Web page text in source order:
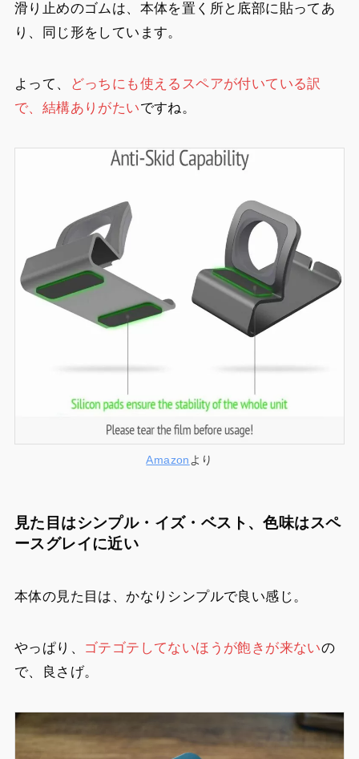
滑り止めのゴムは、本体を置く所と底部に貼ってあ
り、同じ形をしています。
よって、
どっちにも使えるスペアが付いている訳
で、結構ありがたいですね。
Amazon より
見た目はシンプル・イズ・ベスト、色味はスペ
ースグレイに近い
本体の見た目は、かなりシンプルで良い感じ。
やっぱり、 ゴテゴテしてないほうが飽きが来ないの
で、良さげ。